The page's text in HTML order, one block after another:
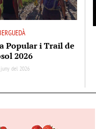
Popular i Trail de
2026
del 2026